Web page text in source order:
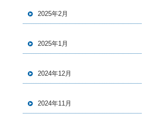
2025年2月
2025年1月
2024年12月
2024年11月